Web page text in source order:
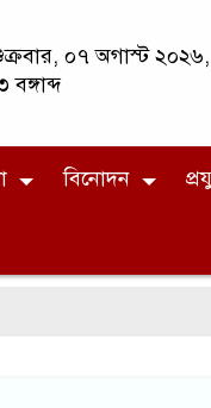
০৭ অগাস্ট ২০২৬,
বিনোদন